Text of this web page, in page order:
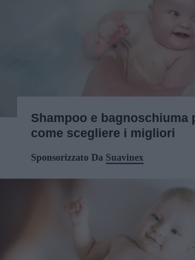
Shampoo e bagnoschiuma
come scegliere i migliori
Sponsorizzato Da Suavinex